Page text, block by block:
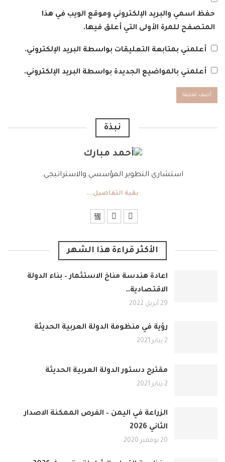
حفظ اسمي والبريد الإلكتروني وموقع الويب في هذا
المتصفح للمرة الأولى التي أعلق فيها.
أعلمني بمتابعة التعليقات بواسطة البريد الإلكتروني.
أعلمني بالمواضيع الجديدة بواسطة البريد الإلكتروني.
نبذة
استشاري التطوير المؤسسي والاستراتيجي.
بقية التفاصيل...
الأكثر قراءة هذا الشهر
اعادة هندسة مناخ الاستثمار – بناء الدولة
الاقتصادية…
29 أبريل 2022
رؤية في منظومة الدولة العربية الحديثة
2 يناير 2021
مقترح دستور الدولة العربية الحديثة
2 يناير 2021
الزراعة في اليمن – الفرص الممكنة الاصدار
الثاني 2026
20 نوفمبر 2020